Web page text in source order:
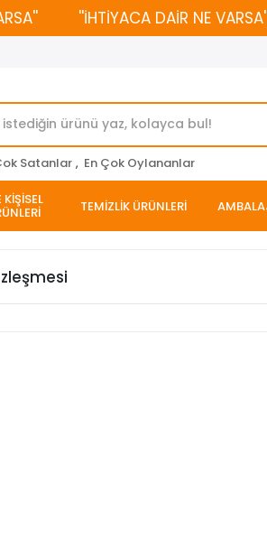
''İHTİYACA DAİR NE VARSA''
Satanlar , En Çok Oylananlar
TEMİZLİK ÜRÜNLERİ